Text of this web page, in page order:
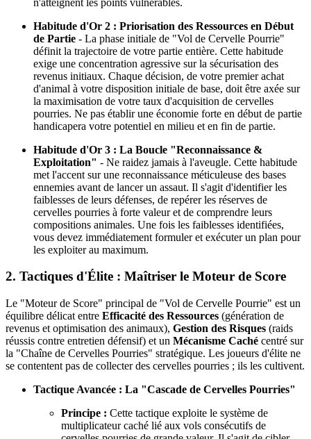
Habitude d'Or 2 : Priorisation des Ressources en Début
de Partie - La phase initiale de "Vol de Cervelle Pourrie"
définit la trajectoire de votre partie entière. Cette habitude
exige une concentration agressive sur la sécurisation des
revenus initiaux. Chaque décision, de votre premier achat
d'animal à votre disposition initiale de base, doit être axée sur
la maximisation de votre taux d'acquisition de cervelles
pourries. Ne pas établir une économie forte en début de partie
handicapera votre potentiel en milieu et en fin de partie.
Habitude d'Or 3 : La Boucle "Reconnaissance &
Exploitation" - Ne raidez jamais à l'aveugle. Cette habitude
met l'accent sur une reconnaissance méticuleuse des bases
ennemies avant de lancer un assaut. Il s'agit d'identifier les
faiblesses de leurs défenses, de repérer les réserves de
cervelles pourries à forte valeur et de comprendre leurs
compositions animales. Une fois les faiblesses identifiées,
vous devez immédiatement formuler et exécuter un plan pour
les exploiter au maximum.
2. Tactiques d'Élite : Maîtriser le Moteur de Score
Le "Moteur de Score" principal de "Vol de Cervelle Pourrie" est un
équilibre délicat entre Efficacité des Ressources (génération de
revenus et optimisation des animaux), Gestion des Risques (raids
réussis contre entretien défensif) et un Mécanisme Caché centré sur
la "Chaîne de Cervelles Pourries" stratégique. Les joueurs d'élite ne
se contentent pas de collecter des cervelles pourries ; ils les cultivent.
Tactique Avancée : La "Cascade de Cervelles Pourries"
Principe : Cette tactique exploite le système de
multiplicateur caché lié aux vols consécutifs de